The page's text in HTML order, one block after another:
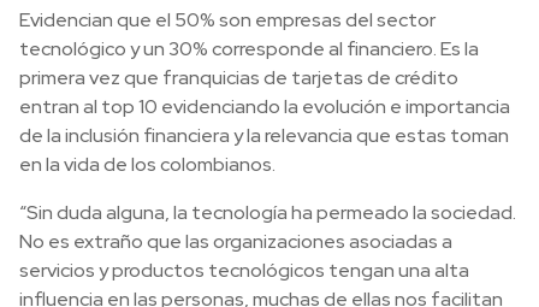
Evidencian que el 50% son empresas del sector
tecnológico y un 30% corresponde al financiero. Es la
primera vez que franquicias de tarjetas de crédito
entran al top 10 evidenciando la evolución e importancia
de la inclusión financiera y la relevancia que estas toman
en la vida de los colombianos.
“Sin duda alguna, la tecnología ha permeado la sociedad.
No es extraño que las organizaciones asociadas a
servicios y productos tecnológicos tengan una alta
influencia en las personas, muchas de ellas nos facilitan